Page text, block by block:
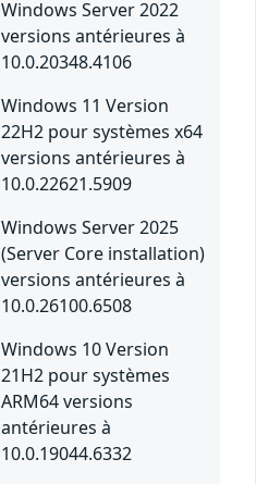
Windows Server 2022
versions antérieures à
10.0.20348.4106
Windows 11 Version
22H2 pour systèmes x64
versions antérieures à
10.0.22621.5909
Windows Server 2025
(Server Core installation)
versions antérieures à
10.0.26100.6508
Windows 10 Version
21H2 pour systèmes
ARM64 versions
antérieures à
10.0.19044.6332